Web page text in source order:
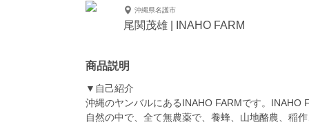
沖縄県名護市
尾関茂雄 | INAHO FARM
商品説明
▼自己紹介
沖縄のヤンバルにあるINAHO FARMです。INAHO
自然の中で、全て無農薬で、養蜂、山地酪農、稲